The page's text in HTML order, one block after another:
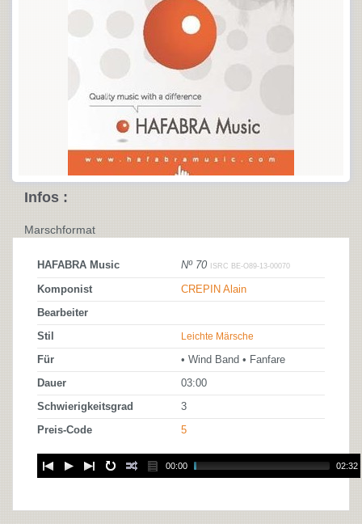
Infos :
Marschformat
HAFABRA Music Nº 70 ISRC BE-O89-13-00070
Komponist CREPIN Alain
Bearbeiter
Stil Leichte Märsche
Für • Wind Band • Fanfare
Dauer 03:00
Schwierigkeitsgrad 3
Preis-Code 5
00:00 02:32